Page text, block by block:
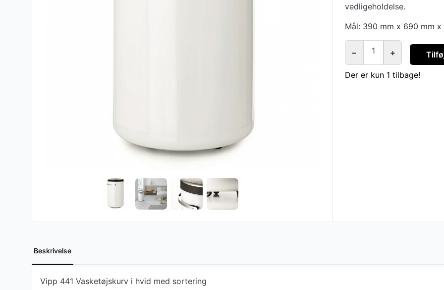
vedligeholdelse.
Mål: 390 mm x 690 mm
− 1 +
Der er kun 1 tilbage!
Beskrivelse
Vipp 441 Vasketøjskurv i hvid med sortering